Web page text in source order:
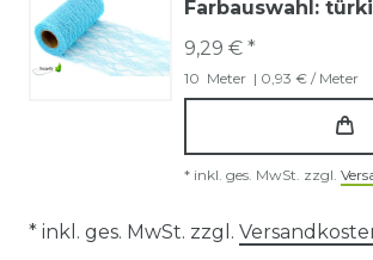
Farbauswahl:
9,29 € *
10 Meter | 0,93 € / Meter
* inkl. ges. MwSt. zzgl.
* inkl. ges. MwSt. zzgl.